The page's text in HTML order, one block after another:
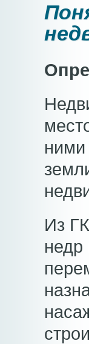
ними
Из
недр